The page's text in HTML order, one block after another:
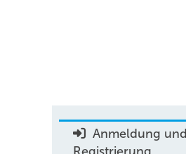
Anmeldung und
Registrierung